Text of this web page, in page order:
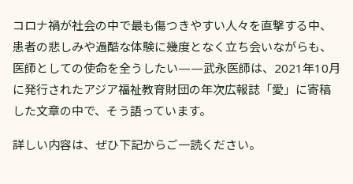
コロナ禍が社会の中で最も傷つきやすい人々を直撃する中、
患者の悲しみや過酷な体験に幾度となく立ち会いながらも、
医師としての使命を全うしたい——武永医師は、2021年10月
に発行されたアジア福祉教育財団の年次広報誌「愛」に寄稿
した文章の中で、そう語っています。
詳しい内容は、ぜひ下記からご一読ください。